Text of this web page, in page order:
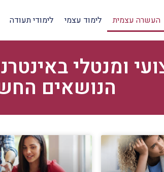
העשרה עצמית לימוד עצמי לימודי תעודה
ומנטלי
הנושאים